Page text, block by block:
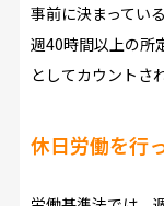
事前に決まってい
週40時間以上の所
としてカウントさ
休日労働を行